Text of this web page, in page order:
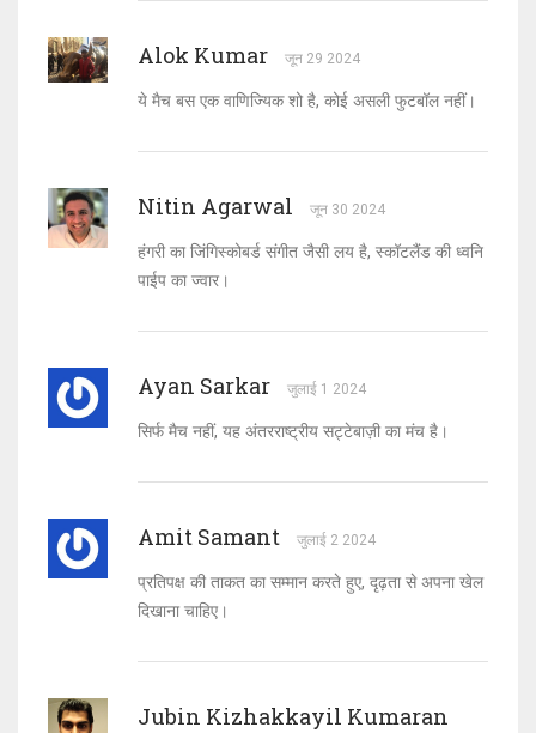
Alok Kumar जून 29 2024
ये मैच बस एक वाणिज्यिक शो है, कोई असली फुटबॉल नहीं।
Nitin Agarwal जून 30 2024
हंगरी का जिंगिस्कोबर्ड संगीत जैसी लय है, स्कॉटलैंड की ध्वनि
पाईप का ज्वार।
Ayan Sarkar जुलाई 1 2024
सिर्फ मैच नहीं, यह अंतरराष्ट्रीय सट्टेबाज़ी का मंच है।
Amit Samant जुलाई 2 2024
प्रतिपक्ष की ताकत का सम्मान करते हुए, दृढ़ता से अपना खेल
दिखाना चाहिए।
Jubin Kizhakkayil Kumaran